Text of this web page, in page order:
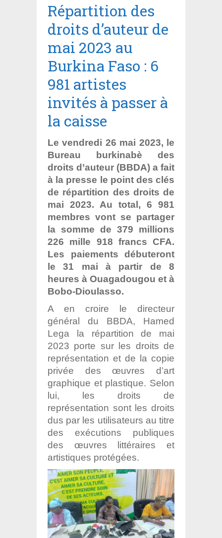
Répartition des
droits d’auteur de
mai 2023 au
Burkina Faso : 6
981 artistes
invités à passer à
la caisse
Le vendredi 26 mai 2023, le
Bureau burkinabè des
droits d’auteur (BBDA) a fait
à la presse le point des clés
de répartition des droits de
mai 2023. Au total, 6 981
membres vont se partager
la somme de 379 millions
226 mille 918 francs CFA.
Les paiements débuteront
le 31 mai à partir de 8
heures à Ouagadougou et à
Bobo-Dioulasso.
A en croire le directeur
général du BBDA, Hamed
Lega la répartition de mai
2023 porte sur les droits de
représentation et de la copie
privée des œuvres d’art
graphique et plastique. Selon
lui, les droits de
représentation sont les droits
dus par les utilisateurs au titre
des exécutions publiques
des œuvres littéraires et
artistiques protégées.